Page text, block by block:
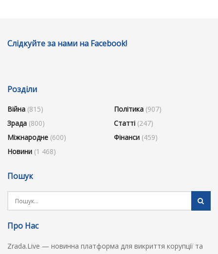
Слідкуйте за нами на Facebook!
Розділи
Війна (815)
Зрада (800)
Міжнародне (600)
Новини (1 468)
Політика (907)
Статті (247)
Фінанси (459)
Пошук
Про Нас
Zrada.Live — новинна платформа для викриття корупції та